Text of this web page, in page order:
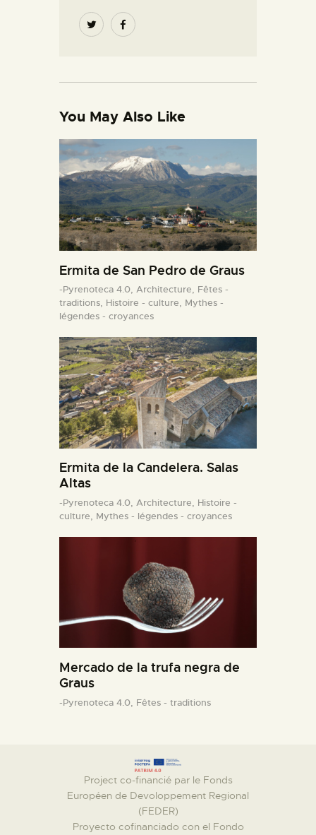
You May Also Like
Ermita de San Pedro de Graus
-Pyrenoteca 4.0, Architecture, Fêtes -
traditions, Histoire - culture, Mythes -
légendes - croyances
Ermita de la Candelera. Salas
Altas
-Pyrenoteca 4.0, Architecture, Histoire -
culture, Mythes - légendes - croyances
Mercado de la trufa negra de
Graus
-Pyrenoteca 4.0, Fêtes - traditions
Project co-financié par le Fonds
Européen de Devoloppement Regional
(FEDER)
Proyecto cofinanciado con el Fondo